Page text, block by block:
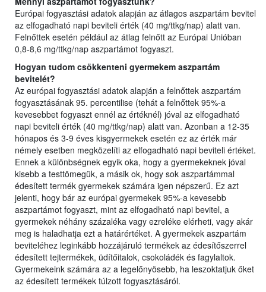
Európai fogyasztási adatok alapján az átlagos aszpartám bevitel
az elfogadható napi beviteli érték (40 mg/ttkg/nap) alatt van.
Felnőttek esetén például az átlag felnőtt az Európai Unióban
0,8-8,6 mg/ttkg/nap aszpartámot fogyaszt.
Hogyan tudom csökkenteni gyermekem aszpartám
bevitelét?
Az európai fogyasztási adatok alapján a felnőttek aszpartám
fogyasztásának 95. percentilise (tehát a felnőttek 95%-a
kevesebbet fogyaszt ennél az értéknél) jóval az elfogadható
napi beviteli érték (40 mg/ttkg/nap) alatt van. Azonban a 12-35
hónapos és 3-9 éves kisgyermekek esetén ez az érték már
némely esetben megközelíti az elfogadható napi beviteli értéket.
Ennek a különbségnek egyik oka, hogy a gyermekeknek jóval
kisebb a testtömegük, a másik ok, hogy sok aszpartámmal
édesített termék gyermekek számára igen népszerű. Ez azt
jelenti, hogy bár az európai gyermekek 95%-a kevesebb
aszpartámot fogyaszt, mint az elfogadható napi bevitel, a
gyermekek néhány százaléka vagy ezreléke elérheti, vagy akár
meg is haladhatja ezt a határértéket. A gyermekek aszpartám
beviteléhez leginkább hozzájáruló termékek az édesítőszerrel
édesített tejtermékek, üdítőitalok, csokoládék és fagylaltok.
Gyermekeink számára az a legelőnyösebb, ha leszoktatjuk őket
az édesített termékek túlzott fogyasztásáról.